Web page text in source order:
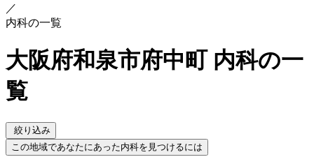
／
内科の一覧
大阪府和泉市府中町 内科の一
覧
絞り込み
この地域であなたにあった内科を見つけるには